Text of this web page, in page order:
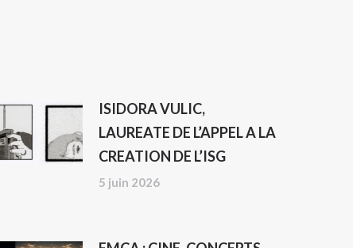
ISIDORA VULIC,
LAUREATE DE L’APPEL A LA
CREATION DE L’ISG
5 juin 2026